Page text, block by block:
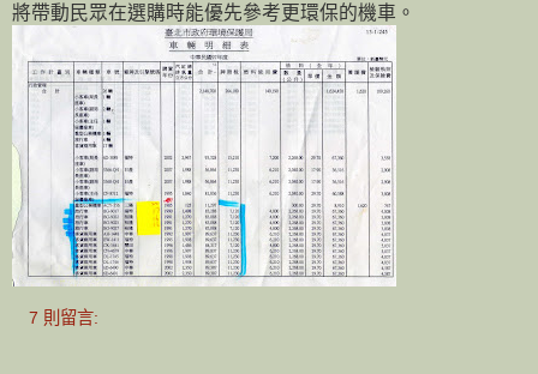
將帶動民眾在選購時能優先參考更環保的機車。
7 則留言: